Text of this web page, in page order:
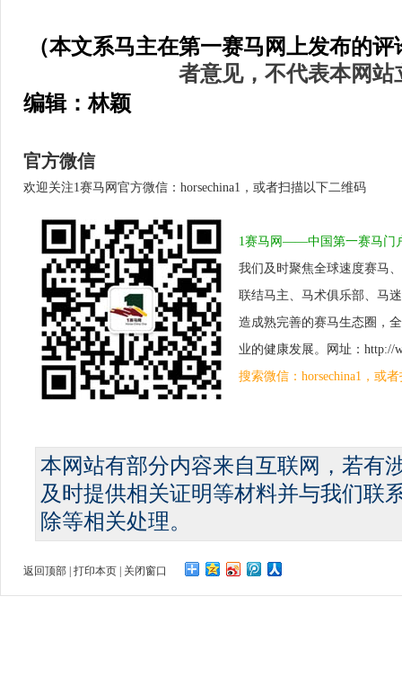
（本文系马主在第一赛马网上发布的评
者意见，不代表本网站
编辑：林颖
官方微信
欢迎关注1赛马网官方微信：horsechina1，或者扫描以下二维码
1赛马网——中国第一赛马门
我们及时聚焦全球速度赛马
联结马主、马术俱乐部、马
造成熟完善的赛马生态圈，
业的健康发展。网址：http://
搜索微信：horsechina1，或
本网站有部分内容来自互联网，若有
及时提供相关证明等材料并与我们联
除等相关处理。
返回顶部 打印本页 关闭窗口